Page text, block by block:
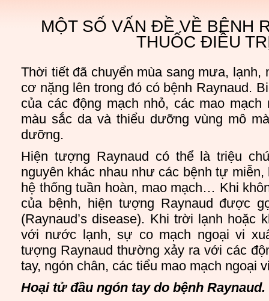
MỘT SỐ VẤN ĐỀ VỀ BỆNH
THUỐC ĐIỀU
Thời tiết đã chuyển mùa sang mưa, lạnh,
cơ nặng lên trong đó có bệnh Raynaud.
của các động mạch nhỏ, các mao mạch
màu sắc da và thiểu dưỡng vùng mô
dưỡng.
Hiện tượng Raynaud có thể là triệu
nguyên khác nhau như các bệnh tự miễn,
hệ thống tuần hoàn, mao mạch… Khi
của bệnh, hiện tượng Raynaud được
(Raynaud’s disease). Khi trời lạnh hoặc
với nước lạnh, sự co mạch ngoại vi
tượng Raynaud thường xảy ra với các
tay, ngón chân, các tiểu mao mạch ngoại
Hoại tử đầu ngón tay do bệnh Raynaud.